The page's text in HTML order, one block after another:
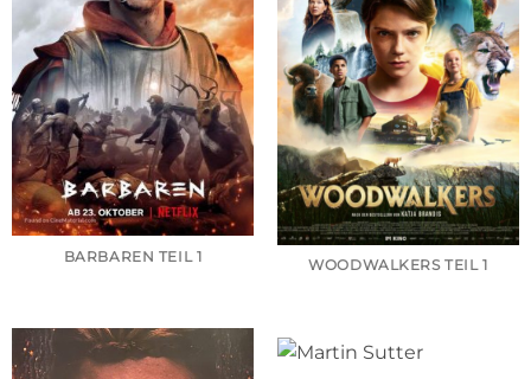
WOODWALKERS TEIL 1
BARBAREN TEIL 1